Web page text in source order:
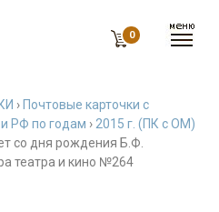
0
› Почтовые карточки с
РФ по годам › 2015 г. (ПК с ОМ)
со дня рождения Б.Ф.
театра и кино №264